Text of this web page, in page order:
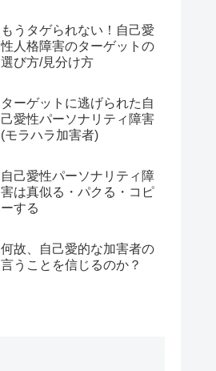
もうタゲられない！自己愛
性人格障害のターゲットの
選び方/見分け方
ターゲットに逃げられた自
己愛性パーソナリティ障害
(モラハラ加害者)
自己愛性パーソナリティ障
害は真似る・パクる・コピ
ーする
何故、自己愛的な加害者の
言うことを信じるのか？